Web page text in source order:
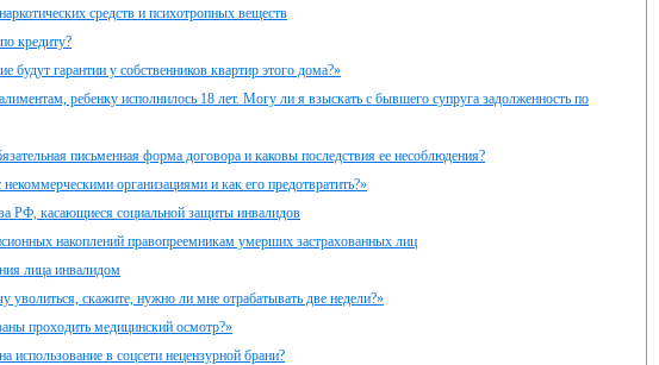
средств и психотропных веществ
кредиту?
гарантии у собственников квартир этого дома?»
ребенку исполнилось 18 лет. Могу ли я взыскать с бывшего супруга задолженность по
письменная форма договора и каковы последствия ее несоблюдения?
организациями и как его предотвратить?»
РФ, касающиеся социальной защиты инвалидов
накоплений правопреемникам умерших застрахованных лиц
лица инвалидом
уволиться, скажите, нужно ли мне отрабатывать две недели?»
проходить медицинский осмотр?»
использование в соцсети нецензурной брани?